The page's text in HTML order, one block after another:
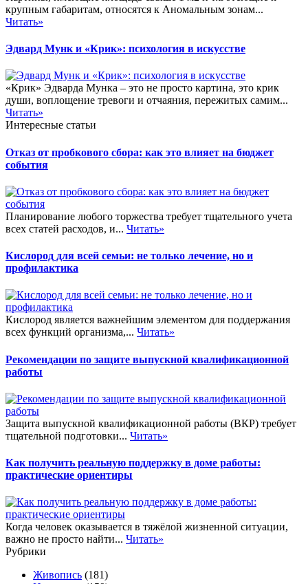
крупным габаритам, относятся к Аномальным зонам...
Читать»
Эдвард Мунк и «Крик»: психология в искусстве
«Крик» Эдварда Мунка – это не просто картина, это крик
души, воплощение тревоги и отчаяния, пережитых самим...
Читать»
Интересные статьи
Отказ от пробкового сбора: как это влияет на бюджет
события
Планирование любого торжества требует тщательного учета
всех статей расходов, и... Читать»
Кислород для всей семьи: не только лечение, но и
профилактика
Кислород является важнейшим элементом для поддержания
всех функций организма,... Читать»
Рекомендации по защите выпускной квалификационной
работы
Защита выпускной квалификационной работы (ВКР) требует
тщательной подготовки... Читать»
Как получить реальную поддержку в доме работы:
практические ориентиры
Когда человек оказывается в тяжёлой жизненной ситуации,
важно не просто найти... Читать»
Рубрики
Живопись (181)